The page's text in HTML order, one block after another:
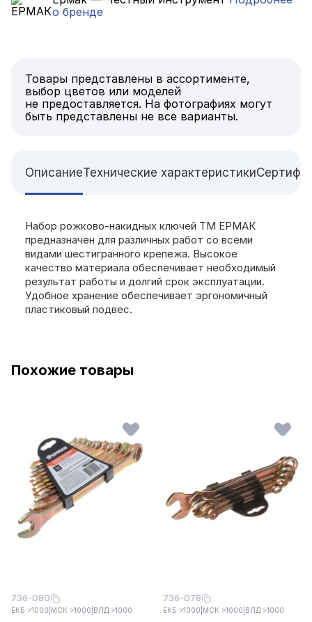
о бренде
Товары представлены в ассортименте,
выбор цветов или моделей
не предоставляется. На фотографиях могут
быть представлены не все варианты.
ОписаниеТехнические характеристики
Набор рожково-накидных ключей ТМ ЕРМАК
предназначен для различных работ со всеми
видами шестигранного крепежа. Высокое
качество материала обеспечивает необходимый
результат работы и долгий срок эксплуатации.
Удобное хранение обеспечивает эргономичный
пластиковый подвес.
Похожие товары
736-080
ЕКБ >1000 МСК >1000 ВЛД >1000
736-078
ЕКБ >1000 МСК >1000 ВЛД >1000